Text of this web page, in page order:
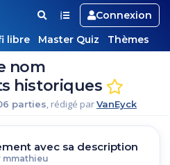
Connexion
libre Master Quiz Thèmes
nom
historiques
parties, rédigé parVanEyck
avec sa description
mmathieu